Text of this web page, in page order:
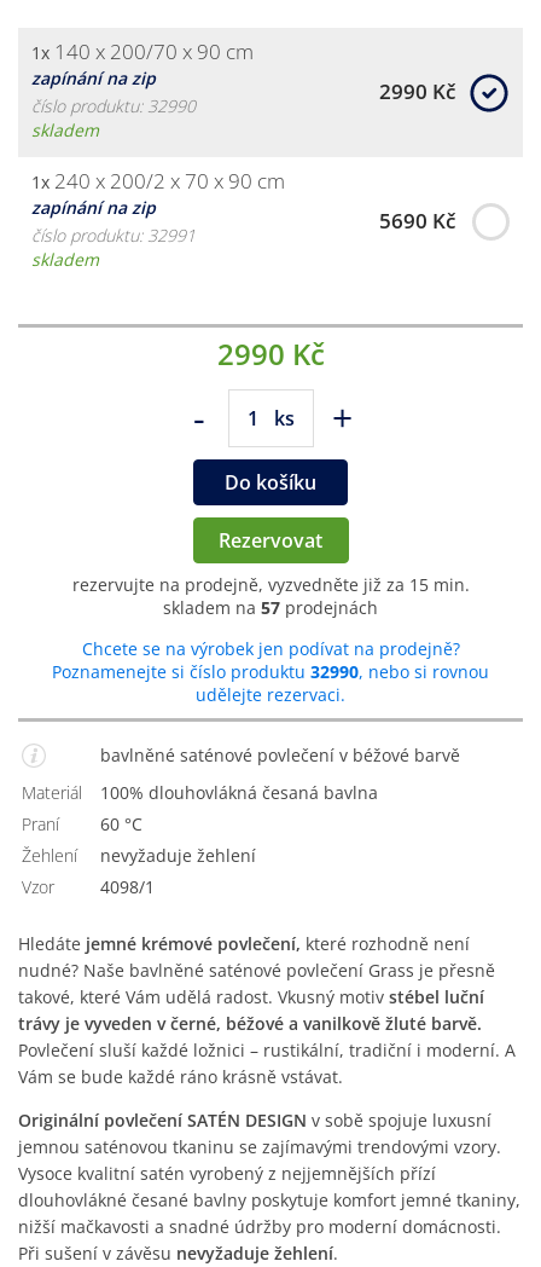
1x 140 x 200/70 x 90 cm
zapínání na zip
číslo produktu: 32990
skladem
2990 Kč
1x 240 x 200/2 x 70 x 90 cm
zapínání na zip
číslo produktu: 32991
skladem
5690 Kč
2990 Kč
- ks +
Do košíku
Rezervovat
rezervujte na prodejně, vyzvedněte již za 15 min.
skladem na 57 prodejnách
Chcete se na výrobek jen podívat na prodejně?
Poznamenejte si číslo produktu 32990, nebo si rovnou
udělejte rezervaci.
bavlněné saténové povlečení v béžové barvě
Materiál
100% dlouhovlákná česaná bavlna
Praní
60 °C
Žehlení
nevyžaduje žehlení
Vzor
4098/1
Hledáte jemné krémové povlečení, které rozhodně není
nudné? Naše bavlněné saténové povlečení Grass je přesně
takové, které Vám udělá radost. Vkusný motiv stébel luční
trávy je vyveden v černé, béžové a vanilkově žluté barvě.
Povlečení sluší každé ložnici – rustikální, tradiční i moderní. A
Vám se bude každé ráno krásně vstávat.
Originální povlečení SATÉN DESIGN v sobě spojuje luxusní
jemnou saténovou tkaninu se zajímavými trendovými vzory.
Vysoce kvalitní satén vyrobený z nejjemnějších přízí
dlouhovlákné česané bavlny poskytuje komfort jemné tkaniny,
nižší mačkavosti a snadné údržby pro moderní domácnosti.
Při sušení v závěsu nevyžaduje žehlení.